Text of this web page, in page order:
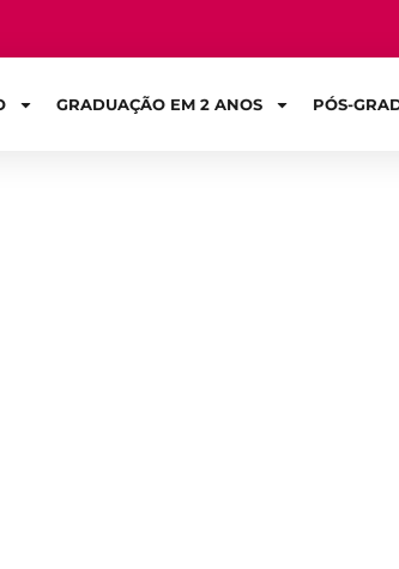
GRADUAÇÃO EM 2 ANOS PÓS-